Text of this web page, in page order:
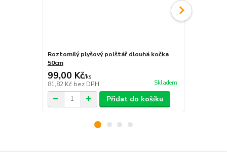
Roztomilý plyšový polštář dlouhá kočka
50cm
99,00 Kč/ks
81,82 Kč bez DPH Skladem
Přidat do košíku